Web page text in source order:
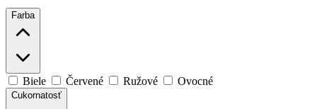
Farba
Biele Červené Ružové Ovocné
Cukornatosť